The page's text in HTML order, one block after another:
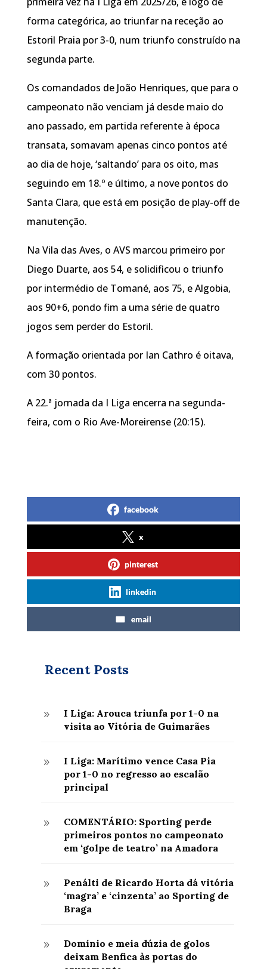
forma categórica, ao triunfar na receção ao
Estoril Praia por 3-0, num triunfo construído na
segunda parte.
Os comandados de João Henriques, que para o
campeonato não venciam já desde maio do
ano passado, em partida referente à época
transata, somavam apenas cinco pontos até
ao dia de hoje, ‘saltando’ para os oito, mas
seguindo em 18.º e último, a nove pontos do
Santa Clara, que está em posição de play-off de
manutenção.
Na Vila das Aves, o AVS marcou primeiro por
Diego Duarte, aos 54, e solidificou o triunfo
por intermédio de Tomané, aos 75, e Algobia,
aos 90+6, pondo fim a uma série de quatro
jogos sem perder do Estoril.
A formação orientada por Ian Cathro é oitava,
com 30 pontos.
A 22.ª jornada da I Liga encerra na segunda-
feira, com o Rio Ave-Moreirense (20:15).
facebook
x
pinterest
linkedin
email
Recent Posts
9
I Liga: Arouca triunfa por 1-0 na
visita ao Vitória de Guimarães
9
I Liga: Marítimo vence Casa Pia
por 1-0 no regresso ao escalão
principal
9
COMENTÁRIO: Sporting perde
primeiros pontos no campeonato
em ‘golpe de teatro’ na Amadora
9
Penálti de Ricardo Horta dá vitória
‘magra’ e ‘cinzenta’ ao Sporting de
Braga
9
Domínio e meia dúzia de golos
deixam Benfica às portas do